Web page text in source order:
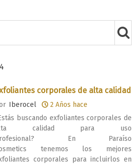
corporales de alta calidad
uso profesional
Iberocel
2 Años hace
buscando exfoliantes corporales de
calidad para uso
En Paraíso
tenemos los mejores
corporales para incluirlos en